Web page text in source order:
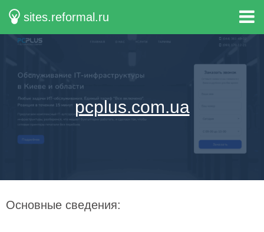
sites.reformal.ru
pcplus.com.ua
Основные сведения: